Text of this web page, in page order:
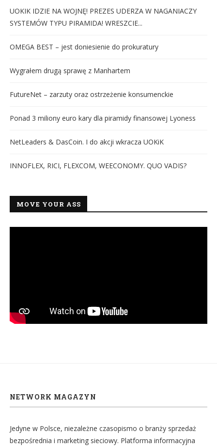
UOKIK IDZIE NA WOJNĘ! PREZES UDERZA W NAGANIACZY
SYSTEMÓW TYPU PIRAMIDA! WRESZCIE...
OMEGA BEST – jest doniesienie do prokuratury
Wygrałem drugą sprawę z Manhartem
FutureNet – zarzuty oraz ostrzeżenie konsumenckie
Ponad 3 miliony euro kary dla piramidy finansowej Lyoness
NetLeaders & DasCoin. I do akcji wkracza UOKiK
INNOFLEX, RICI, FLEXCOM, WEECONOMY. QUO VADIS?
MOVE YOUR ASS
NETWORK MAGAZYN
Jedyne w Polsce, niezależne czasopismo o branży sprzedaż
bezpośrednia i marketing sieciowy. Platforma informacyjna